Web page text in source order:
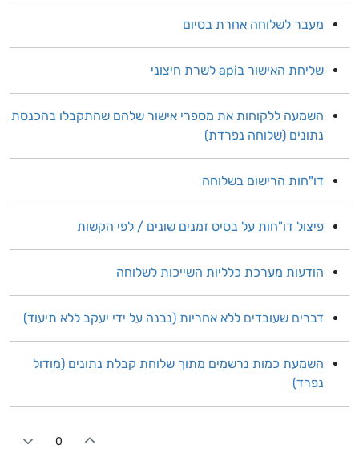
מעבר לשלוחה אחרת בסיום
שליחת האישור בapi לשרת חיצוני
השמעה ללקוחות את מספרי אישור שלהם שהתקבלו בהכנסת
נתונים (שלוחה נפרדת)
דו"חות הרישום בשלוחה
פיצול דו"חות על בסיס זמנים שונים / לפי הקשות
הודעות מערכת כלליות השייכות לשלוחה
דברים שעובדים ללא אחריות (נבנה על ידי יעקב ללא תיעוד)
השמעת כמות נרשמים מתוך שלוחת קבלת נתונים (מודול
נפרד)
0